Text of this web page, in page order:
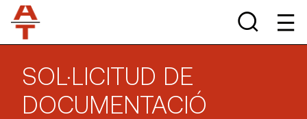
SOL·LICITUD DE
DOCUMENTACIÓ